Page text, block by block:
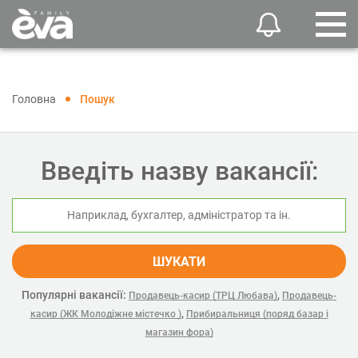
Головна Пошук
Введіть назву вакансії:
ШУКАТИ
Популярні вакансії: Продавець-касир (ТРЦ Любава), Продавець-
касир (ЖК Молодіжне містечко ), Прибиральниця (поряд базар і
магазин фора)